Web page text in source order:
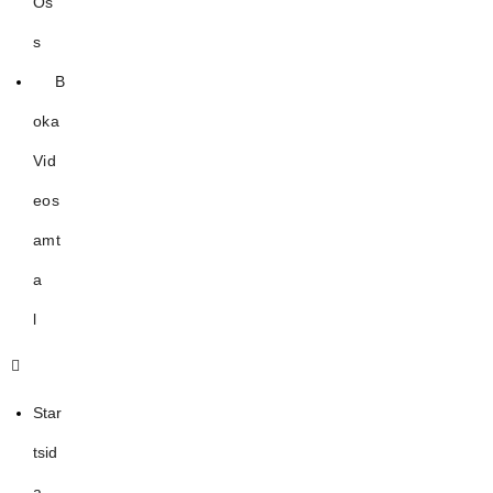
s
B
oka
Vid
eos
amt
a
l
Star
tsid